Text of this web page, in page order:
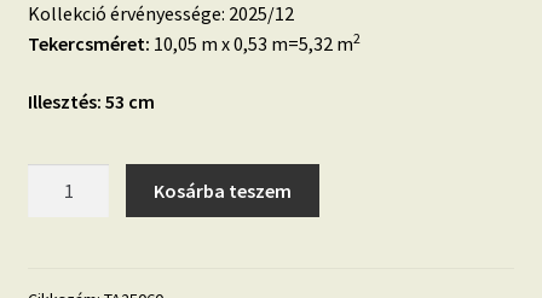
Kollekció érvényessége: 2025/12
Tekercsméret: 10,05 m x 0,53 m=5,32 m2
Illesztés: 53 cm
Kosárba teszem